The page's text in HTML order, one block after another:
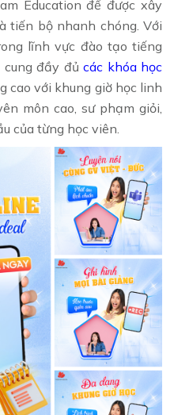
Education để được xây
tiến bộ nhanh chóng. Với
lĩnh vực đào tạo tiếng
cung đầy đủcác khóa học
cao với khung giờ học linh
môn cao, sư phạm giỏi,
của từng học viên.